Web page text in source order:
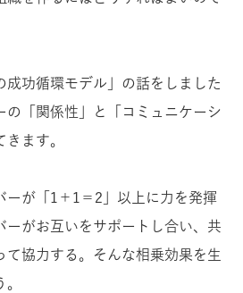
成功循環モデル」の話をしました
の「関係性」と「コミュニケーシ
ます。
ーが「1＋1＝2」以上に力を発揮
ーがお互いをサポートし合い、共
て協力する。そんな相乗効果を生